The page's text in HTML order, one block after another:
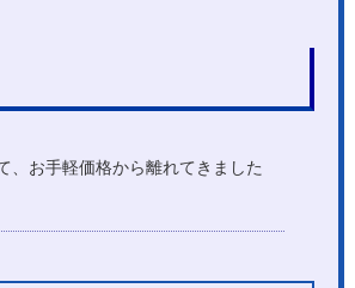
、お手軽価格から離れてきました